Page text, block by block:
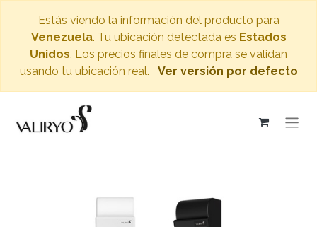
Estás viendo la información del producto para
Venezuela. Tu ubicación detectada es Estados
Unidos. Los precios finales de compra se validan
usando tu ubicación real.
Ver versión por defecto